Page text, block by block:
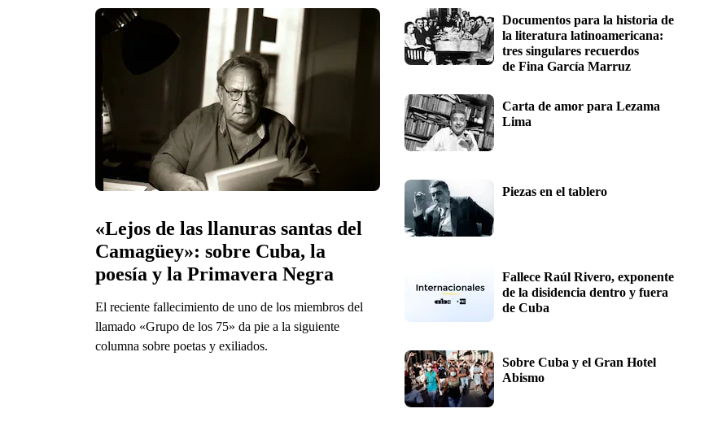
«Lejos de las llanuras santas del
Camagüey»: sobre Cuba, la
El reciente fallecimiento de uno de los miembros del
llamado «Grupo de los 75» da pie a la siguiente
columna sobre poetas y exiliados.
Documentos para la historia de
la literatura latinoamericana:
tres singulares recuerdos
de Fina García Marruz
Carta de amor para Lezama
Lima
Piezas en el tablero
Fallece Raúl Rivero, exponente
de la disidencia dentro y fuera
de Cuba
Sobre Cuba y el Gran Hotel
Abismo